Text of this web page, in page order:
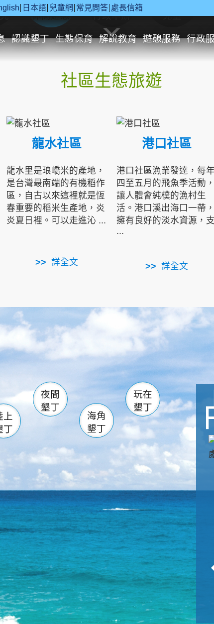
日本語 兒童網 常見問答 處長信箱
認識墾丁 生態保育 解說教育 遊憩服務 行政
休閒遊憩 行政申辦 兒童
社區生態旅遊
龍水社區
龍水里是琅嶠米的產地，
是台灣最南端的有機稻作
區，自古以來這裡就是恆
春重要的稻米生產地，炎
炎夏日裡。可以走進沁 ...
詳全文
港口社區
港口社區漁業發達，每年
四至五月的飛魚季活動，
讓人體會純樸的漁村生
活。港口溪出海口一帶，
擁有良好的淡水資源，支
...
詳全文
南仁湖
滿州 佳樂水
森林遊樂區
墾管處遊客中心
社頂公園 風吹沙
船帆石 龍磐公園
香蕉灣 龍坑
鵝鑾鼻
上
丁
夜間
墾丁
海角
墾丁
玩在
墾丁